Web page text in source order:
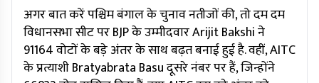
अगर बात करें पश्चिम बंगाल के चुनाव नतीजों की, तो दम दम
विधानसभा सीट पर BJP के उम्मीदवार Arijit Bakshi ने
91164 वोटों के बड़े अंतर के साथ बढ़त बनाई हुई है. वहीं, AITC
के प्रत्याशी Bratyabrata Basu दूसरे नंबर पर हैं, जिन्होंने